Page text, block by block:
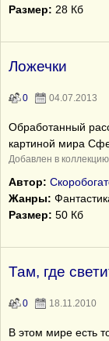
Размер: 28 Кб
Ложечки
0 04.07.2013
Обработанный
картиной мира
Добавлен в
Автор:
Жанры:
Размер: 50 Кб
Там, где
0 18.11.2010
В этом мире есть